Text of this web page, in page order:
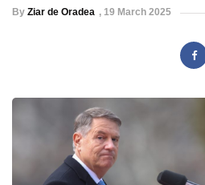
By Ziar de Oradea , 19 March 2025